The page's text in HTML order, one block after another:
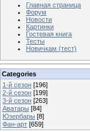
Главная страница
Форум
Новости
Картинки
Гостевая книга
Тесты
Новичкам (тест)
Categories
1-й сезон [196]
2-й сезон [199]
3-й сезон [263]
Аватары [84]
Юзербары [8]
Фан-арт [659]